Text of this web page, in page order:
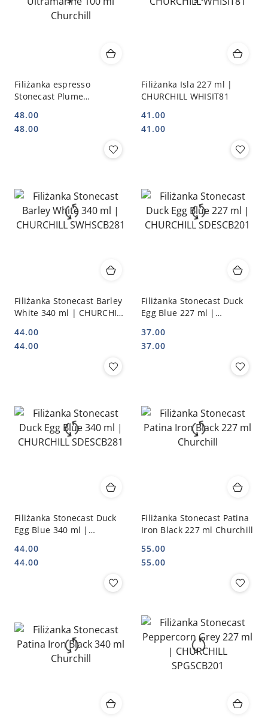
Filiżanka espresso
Stonecast Plume
Churchill
Cena:
48.00
Cena:
48.00
Filiżanka Isla 227 ml |
CHURCHILL WHISIT81
Cena:
41.00
Cena:
41.00
Filiżanka Stonecast Barley
White 340 ml | CHURCHILL
Cena:
44.00
Cena:
44.00
Filiżanka Stonecast Duck
Egg Blue 227 ml |
Cena:
37.00
Cena:
37.00
Filiżanka Stonecast Duck
Egg Blue 340 ml |
Cena:
44.00
Cena:
44.00
Filiżanka Stonecast Patina
Iron Black 227 ml Churchill
Cena:
55.00
Cena:
55.00